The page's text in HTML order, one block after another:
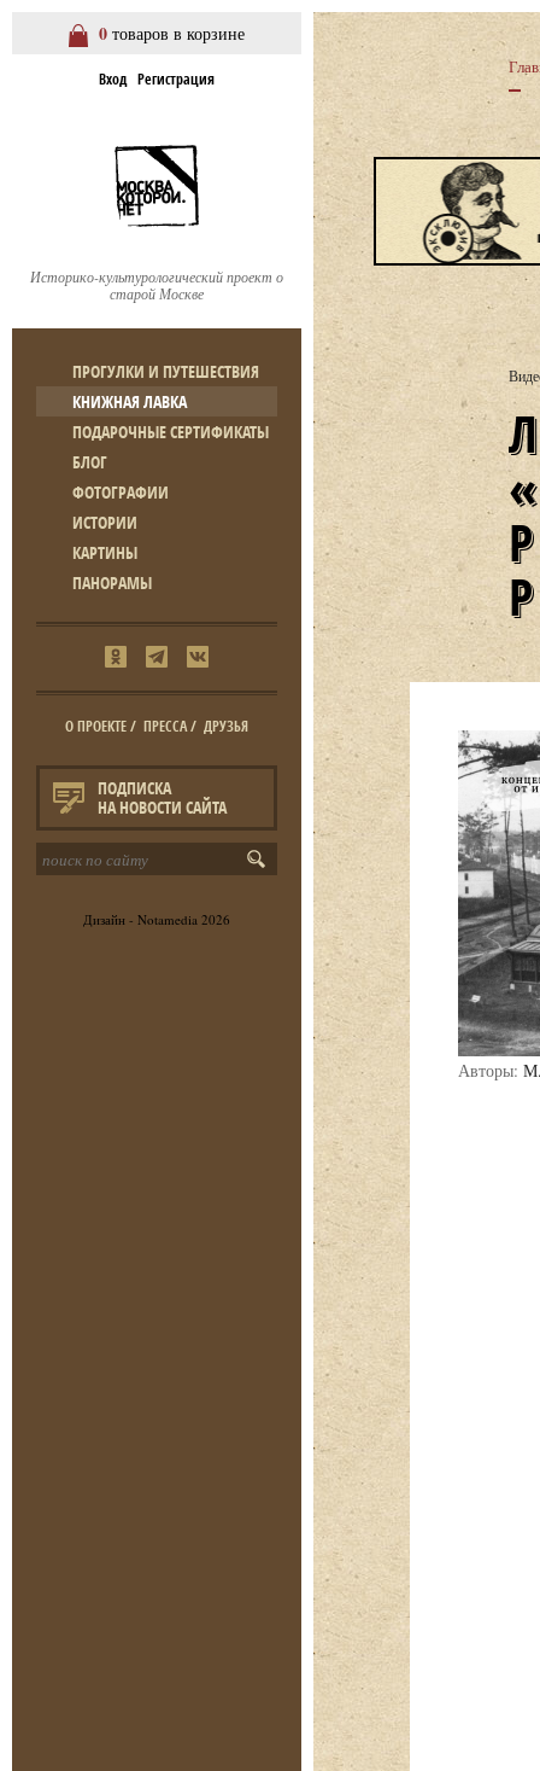
0 товаров в корзине
Вход Регистрация
Историко-культурологический проект о
старой Москве
ПРОГУЛКИ И ПУТЕШЕСТВИЯ
КНИЖНАЯ ЛАВКА
ПОДАРОЧНЫЕ СЕРТИФИКАТЫ
БЛОГ
ФОТОГРАФИИ
ИСТОРИИ
КАРТИНЫ
ПАНОРАМЫ
О ПРОЕКТЕ/ ПРЕССА/ ДРУЗЬЯ
ПОДПИСКА
НА НОВОСТИ САЙТА
Дизайн - Notamedia 2026
ЛЕКЦИЯ М.
Авторы: